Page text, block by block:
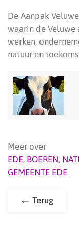
De Aanpak
waarin de
werken,
natuur en
Meer over
EDE, BOEREN,
GEMEENTE EDE
Terug